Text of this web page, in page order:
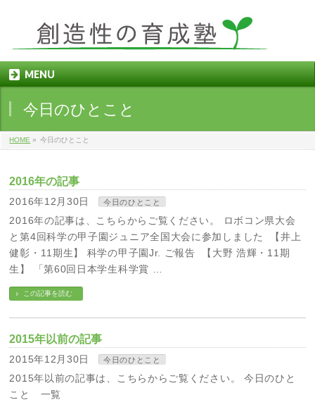
MENU
今日のひとこと
HOME » 今日のひとこと
2016年の記事
2016年12月30日 今日のひとこと
2016年の記事は、こちらからご覧ください。 ロボコン県大会
と第4回科学の甲子園ジュニア全国大会に参加しました 【井上
健彰・11期生】 科学の甲子園Jr. ご報告 【大野 浩輝・11期
生】 「第60回日本学生科学賞 …
この記事を読む
2015年以前の記事
2015年12月30日 今日のひとこと
2015年以前の記事は、こちらからご覧ください。 今日のひと
こと 一覧